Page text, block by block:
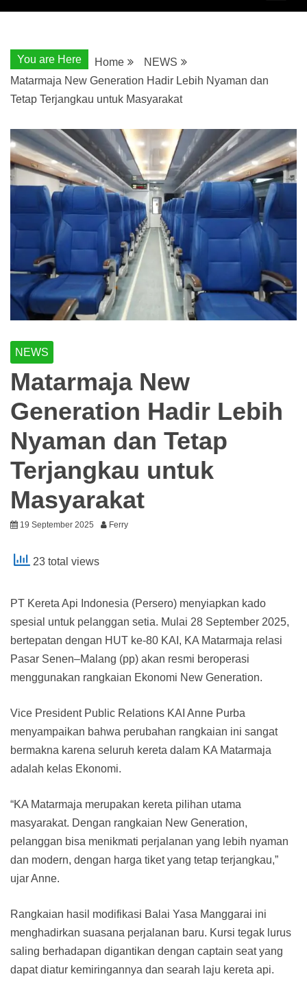
You are Here Home
NEWS
Matarmaja New Generation Hadir Lebih Nyaman dan
Tetap Terjangkau untuk Masyarakat
NEWS
Matarmaja New
Generation Hadir Lebih
Nyaman dan Tetap
Terjangkau untuk
Masyarakat
19 September 2025 Ferry
23 total views
PT Kereta Api Indonesia (Persero) menyiapkan kado
spesial untuk pelanggan setia. Mulai 28 September 2025,
bertepatan dengan HUT ke-80 KAI, KA Matarmaja relasi
Pasar Senen–Malang (pp) akan resmi beroperasi
menggunakan rangkaian Ekonomi New Generation.
Vice President Public Relations KAI Anne Purba
menyampaikan bahwa perubahan rangkaian ini sangat
bermakna karena seluruh kereta dalam KA Matarmaja
adalah kelas Ekonomi.
“KA Matarmaja merupakan kereta pilihan utama
masyarakat. Dengan rangkaian New Generation,
pelanggan bisa menikmati perjalanan yang lebih nyaman
dan modern, dengan harga tiket yang tetap terjangkau,”
ujar Anne.
Rangkaian hasil modifikasi Balai Yasa Manggarai ini
menghadirkan suasana perjalanan baru. Kursi tegak lurus
saling berhadapan digantikan dengan captain seat yang
dapat diatur kemiringannya dan searah laju kereta api.